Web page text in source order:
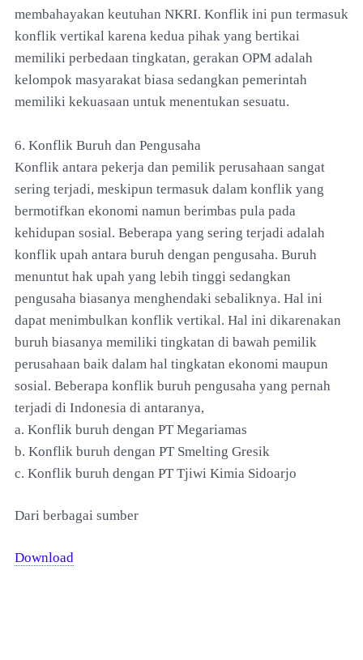
membahayakan keutuhan NKRI. Konflik ini pun termasuk
konflik vertikal karena kedua pihak yang bertikai
memiliki perbedaan tingkatan, gerakan OPM adalah
kelompok masyarakat biasa sedangkan pemerintah
memiliki kekuasaan untuk menentukan sesuatu.
6. Konflik Buruh dan Pengusaha
Konflik antara pekerja dan pemilik perusahaan sangat
sering terjadi, meskipun termasuk dalam konflik yang
bermotifkan ekonomi namun berimbas pula pada
kehidupan sosial. Beberapa yang sering terjadi adalah
konflik upah antara buruh dengan pengusaha. Buruh
menuntut hak upah yang lebih tinggi sedangkan
pengusaha biasanya menghendaki sebaliknya. Hal ini
dapat menimbulkan konflik vertikal. Hal ini dikarenakan
buruh biasanya memiliki tingkatan di bawah pemilik
perusahaan baik dalam hal tingkatan ekonomi maupun
sosial. Beberapa konflik buruh pengusaha yang pernah
terjadi di Indonesia di antaranya,
a. Konflik buruh dengan PT Megariamas
b. Konflik buruh dengan PT Smelting Gresik
c. Konflik buruh dengan PT Tjiwi Kimia Sidoarjo
Dari berbagai sumber
Download